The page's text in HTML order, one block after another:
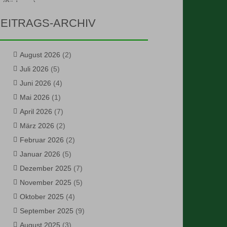
ARCHIV
August 2026 (2)
Juli 2026 (5)
Juni 2026 (4)
Mai 2026 (1)
April 2026 (7)
März 2026 (2)
Februar 2026 (2)
Januar 2026 (5)
Dezember 2025 (7)
November 2025 (5)
Oktober 2025 (4)
September 2025 (9)
August 2025 (3)